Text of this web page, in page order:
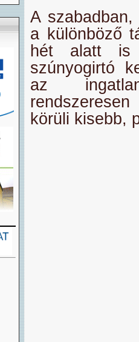
A
a különböző
hét alatt is
szúnyogirtó
az
körüli kisebb,